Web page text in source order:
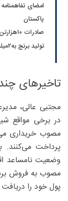
امضای
پاکستان
صادرات ۱۰‌هزارتن مرغ معادل ۵/‏۱روز تولید کشور است
تولید برنج به‌۲‌میلیون‌و۳۰۰‌هزارتن می‌رسد
تاخیر‌های
مجتبی عالی،
در برخی مواقع
مصوب خریداری
پرداخت می‌کنند.
وضعیت نامساعد
پول خود را